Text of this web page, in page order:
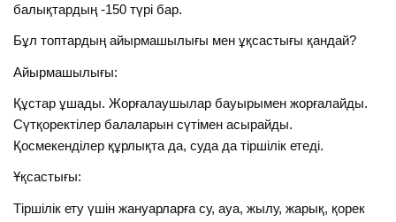
балықтардың -150 түрі бар.
Бұл топтардың айырмашылығы мен ұқсастығы қандай?
Айырмашылығы:
Құстар ұшады. Жорғалаушылар бауырымен жорғалайды.
Сүтқоректілер балаларын сүтімен асырайды.
Қосмекенділер құрлықта да, суда да тіршілік етеді.
Ұқсастығы:
Тіршілік ету үшін жануарларға су, ауа, жылу, жарық, қорек